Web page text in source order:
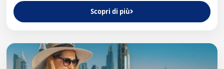
Scopri di più